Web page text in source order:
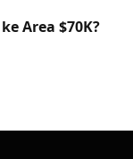
Area $70K?